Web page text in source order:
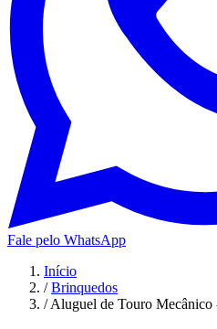
Fale pelo WhatsApp
Início
/ Brinquedos
/ Aluguel de Touro Mecânico